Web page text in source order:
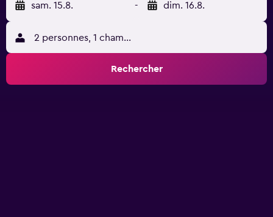
sam. 15.8. - dim. 16.8.
2 personnes, 1 chambre
Rechercher